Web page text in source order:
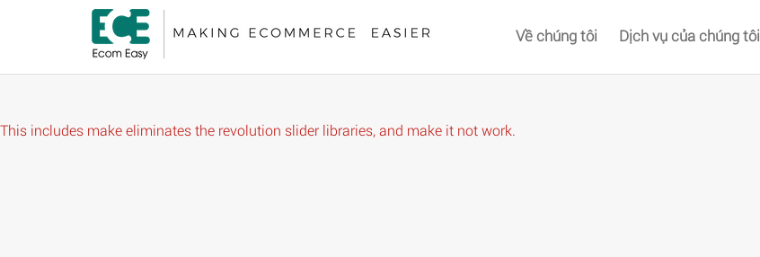
Về chúng tôi Dịch vụ của chúng tôi
Revolution Slider Error: You have some jquery.js library include that comes after the revolution files js include.
This includes make eliminates the revolution slider libraries, and make it not work.